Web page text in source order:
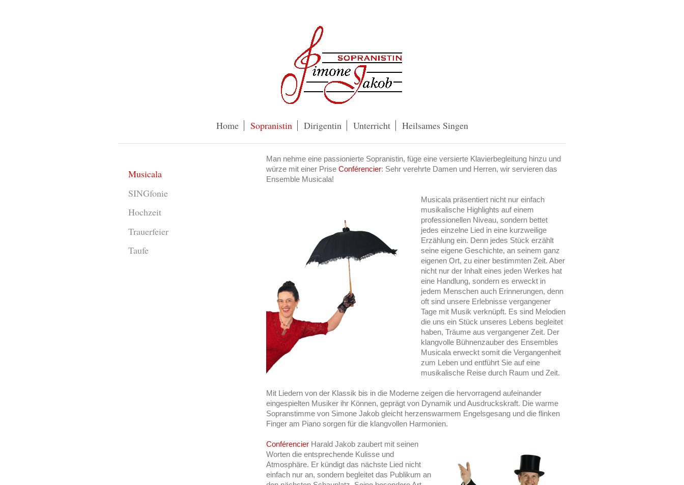
Home Sopranistin Dirigentin Unterricht Heilsames Singen
Man nehme eine passionierte Sopranistin, füge eine versierte Klavierbegleitung hinzu und
würze mit einer Prise Conférencier: Sehr verehrte Damen und Herren, wir servieren das
Ensemble Musicala!
Musicala präsentiert nicht nur einfach
musikalische Highlights auf einem
professionellen Niveau, sondern bettet
jedes einzelne Lied in eine kurzweilige
Erzählung ein. Denn jedes Stück erzählt
seine eigene Geschichte, an seinem ganz
eigenen Ort, zu einer bestimmten Zeit. Aber
nicht nur der Inhalt eines jeden Werkes hat
eine Handlung, sondern es erweckt in
jedem Menschen auch Erinnerungen, denn
oft sind unsere Erlebnisse vergangener
Tage mit Musik verknüpft. Es sind Melodien
die uns ein Stück unseres Lebens begleitet
haben, Träume aus vergangener Zeit. Der
klangvolle Bühnenzauber des Ensembles
Musicala erweckt somit die Vergangenheit
zum Leben und entführt Sie auf eine
musikalische Reise durch Raum und Zeit.
Mit Liedern von der Klassik bis in die Moderne zeigen die hervorragend aufeinander
eingespielten Musiker ihr Können, geprägt von Dynamik und Ausdruckskraft. Die warme
Sopranstimme von Simone Jakob gleicht herzenswarmem Engelsgesang und die flinken
Finger am Piano sorgen für die klangvollen Harmonien.
ConférencierHarald Jakob zaubert mit seinen
Worten die entsprechende Kulisse und
Atmosphäre. Er kündigt das nächste Lied nicht
einfach nur an, sondern begleitet das Publikum an
Musicala
SINGfonie
Hochzeit
Trauerfeier
Taufe